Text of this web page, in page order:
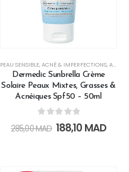
,CRÈMES DE JOUR,CRÈMES
PEAU SENSIBLE,ACNÉ & IMPERFECTIONS,ANTI-IMPERFECTIONS
Dermedic Sunbrella Crème
Solaire Peaux Mixtes, Grasses &
Acnéiques Spf50 – 50ml
out of 5
285,00MAD 188,10 MAD